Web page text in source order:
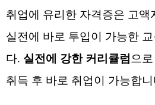
취업에 유리한 자격증은 고액
실전에 바로 투입이 가능한
다. 실전에 강한 커리큘럼으
취득 후 바로 취업이 가능합니